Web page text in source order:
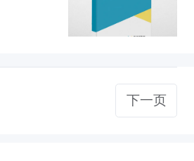
下一页